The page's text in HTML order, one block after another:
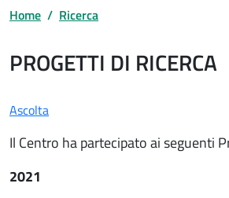
Home Ricerca
PROGETTI DI RICERCA
Ascolta
Il Centro ha partecipato ai seguenti
2021